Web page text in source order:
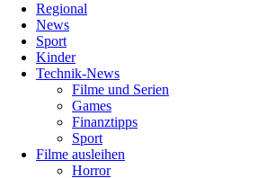
Regional
News
Sport
Kinder
Technik-News
Filme und Serien
Games
Finanztipps
Sport
Filme ausleihen
Horror